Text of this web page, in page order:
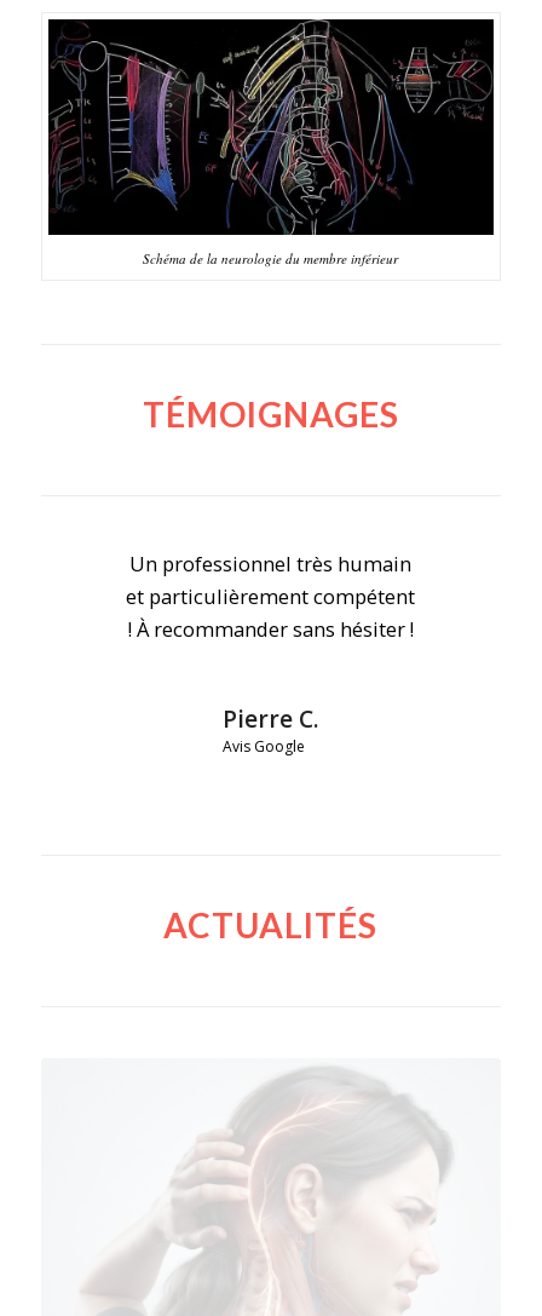
Schéma de la neurologie du membre inférieur
TÉMOIGNAGES
Un professionnel très humain
et particulièrement compétent
! À recommander sans hésiter !
Pierre C.
Avis Google
ACTUALITÉS